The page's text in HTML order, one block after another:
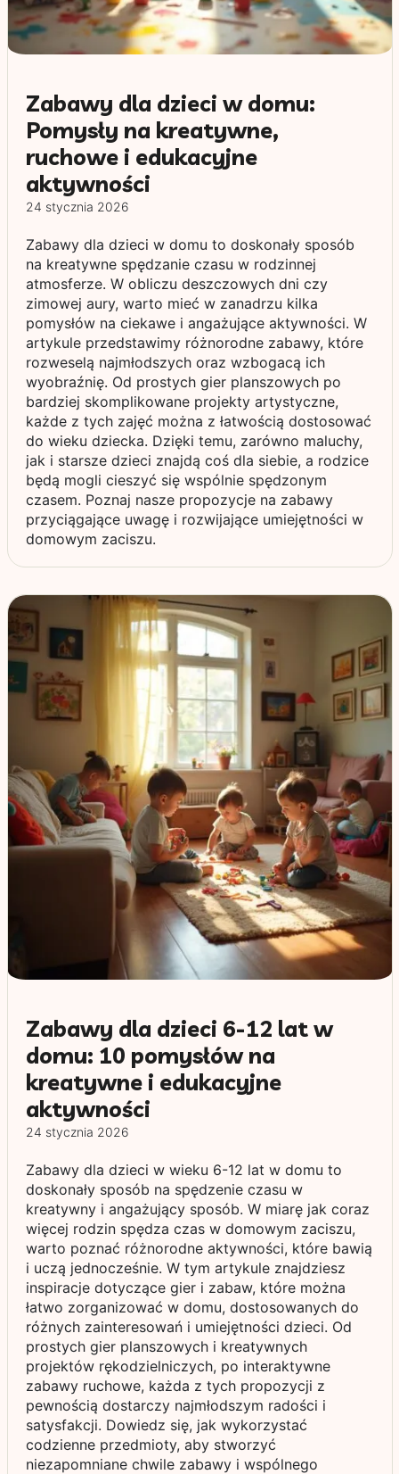
Zabawy dla dzieci w domu:
Pomysły na kreatywne,
ruchowe i edukacyjne
aktywności
24 stycznia 2026
Zabawy dla dzieci w domu to doskonały sposób
na kreatywne spędzanie czasu w rodzinnej
atmosferze. W obliczu deszczowych dni czy
zimowej aury, warto mieć w zanadrzu kilka
pomysłów na ciekawe i angażujące aktywności. W
artykule przedstawimy różnorodne zabawy, które
rozweselą najmłodszych oraz wzbogacą ich
wyobraźnię. Od prostych gier planszowych po
bardziej skomplikowane projekty artystyczne,
każde z tych zajęć można z łatwością dostosować
do wieku dziecka. Dzięki temu, zarówno maluchy,
jak i starsze dzieci znajdą coś dla siebie, a rodzice
będą mogli cieszyć się wspólnie spędzonym
czasem. Poznaj nasze propozycje na zabawy
przyciągające uwagę i rozwijające umiejętności w
domowym zaciszu.
Zabawy dla dzieci 6-12 lat w
domu: 10 pomysłów na
kreatywne i edukacyjne
aktywności
24 stycznia 2026
Zabawy dla dzieci w wieku 6-12 lat w domu to
doskonały sposób na spędzenie czasu w
kreatywny i angażujący sposób. W miarę jak coraz
więcej rodzin spędza czas w domowym zaciszu,
warto poznać różnorodne aktywności, które bawią
i uczą jednocześnie. W tym artykule znajdziesz
inspiracje dotyczące gier i zabaw, które można
łatwo zorganizować w domu, dostosowanych do
różnych zainteresowań i umiejętności dzieci. Od
prostych gier planszowych i kreatywnych
projektów rękodzielniczych, po interaktywne
zabawy ruchowe, każda z tych propozycji z
pewnością dostarczy najmłodszym radości i
satysfakcji. Dowiedz się, jak wykorzystać
codzienne przedmioty, aby stworzyć
niezapomniane chwile zabawy i wspólnego